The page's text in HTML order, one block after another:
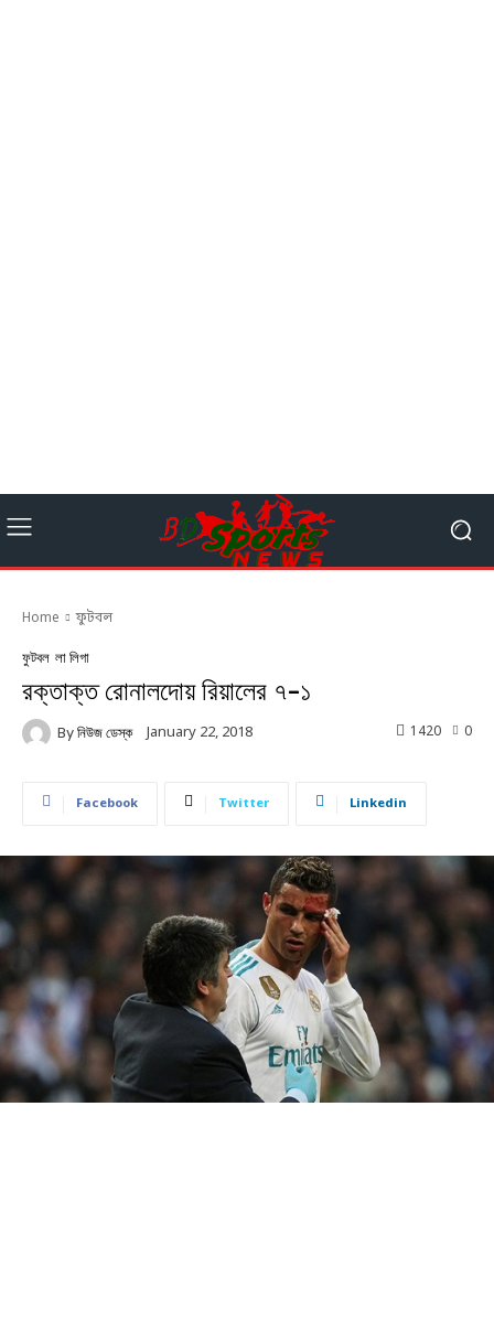
Home ফুটবল
ফুটবল লা লিগা
রক্তাক্ত রোনালদোয় রিয়ালের ৭-১
By নিউজ ডেস্ক January 22, 2018 0
1420
Facebook Twitter Linkedin